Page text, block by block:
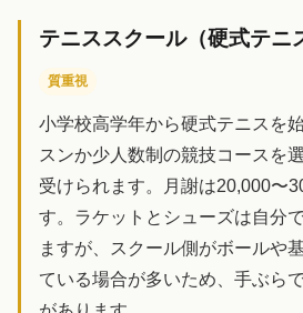
テニススクール（硬式テニ
質重視
小学校高学年から硬式テニスを
スンか少人数制の競技コースを
受けられます。月謝は20,000〜
す。ラケットとシューズは自分
ますが、スクール側がボールや
ている場合が多いため、手ぶら